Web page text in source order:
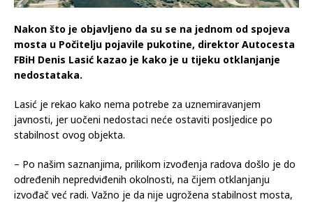
Nakon što je objavljeno da su se na jednom od spojeva
mosta u Počitelju pojavile pukotine, direktor Autocesta
FBiH Denis Lasić kazao je kako je u tijeku otklanjanje
nedostataka.
Lasić je rekao kako nema potrebe za uznemiravanjem
javnosti, jer uočeni nedostaci neće ostaviti posljedice po
stabilnost ovog objekta.
– Po našim saznanjima, prilikom izvođenja radova došlo je do
određenih nepredviđenih okolnosti, na čijem otklanjanju
izvođač već radi. Važno je da nije ugrožena stabilnost mosta,